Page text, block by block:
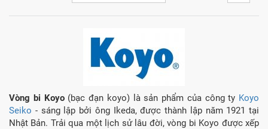
Vòng bi Koyo(bạc đạn koyo) là sản phẩm của công ty Koyo
Seiko - sáng lập bởi ông Ikeda, được thành lập năm 1921 tại
Nhật Bản. Trải qua một lịch sử lâu đời, vòng bi Koyo được xếp